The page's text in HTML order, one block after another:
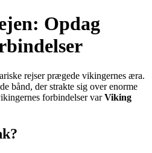
Opdag
rejser prægede vikingernes æra.
bånd, der strakte sig over enorme
forbindelser varViking